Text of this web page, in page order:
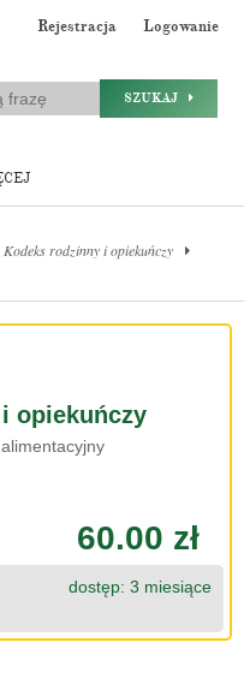
Rejestracja Logowanie
SZUKAJ
Kodeks rodzinny i opiekuńczy
opiekuńczy
60.00 zł
dostęp: 3 miesiące